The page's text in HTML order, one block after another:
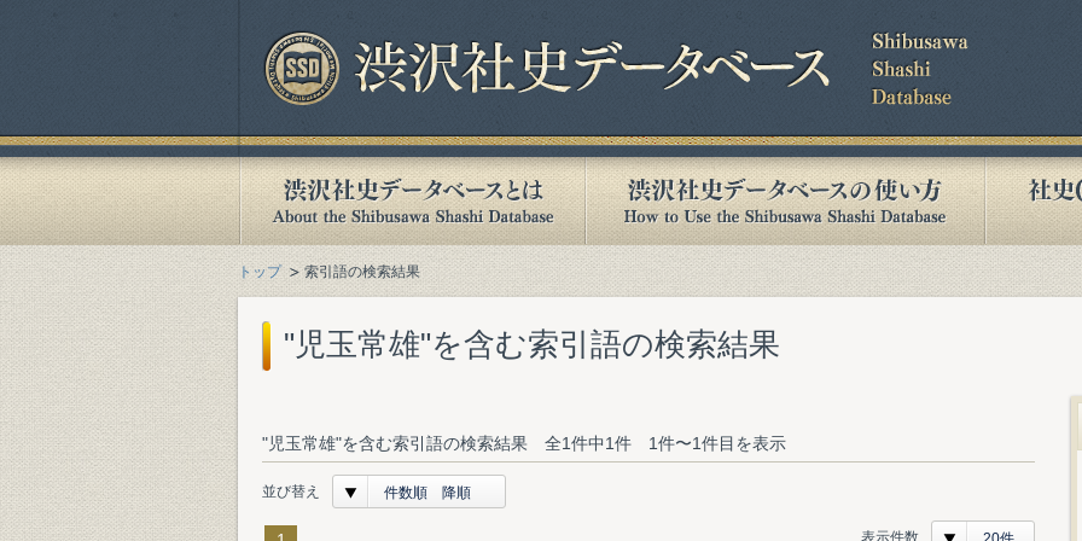
トップ 索引語の検索結果
"児玉常雄"を含む索引語の検索結果
"児玉常雄"を含む索引語の検索結果 全1件中1件 1件〜1件目を表示
並び替え 件数順 降順
表示件数